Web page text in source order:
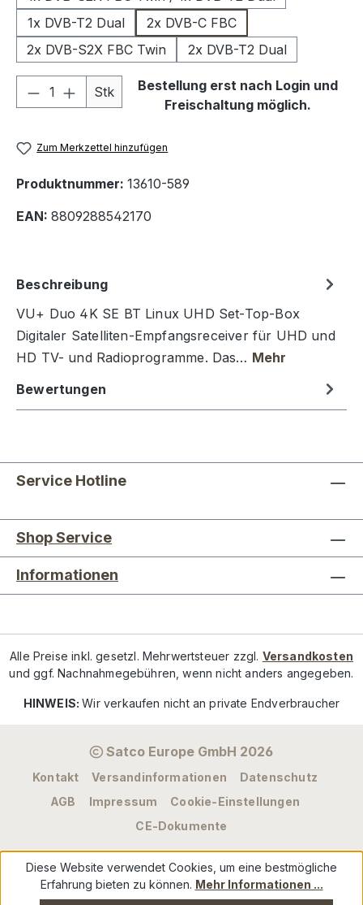
1x DVB-T2 Dual
2x DVB-C FBC
2x DVB-S2X FBC Twin
2x DVB-T2 Dual
Produkt Anzahl: Gib den
Stk
Bestellung erst nach Login und
Freischaltung möglich.
Zum Merkzettel hinzufügen
Produktnummer: 13610-589
EAN: 8809288542170
Beschreibung
VU+ Duo 4K SE BT Linux UHD Set-Top-Box
Digitaler Satelliten-Empfangsreceiver für UHD und
HD TV- und Radioprogramme. Das… Mehr
Bewertungen
Service Hotline
Shop Service
Informationen
Alle Preise inkl. gesetzl. Mehrwertsteuer zzgl. Versandkosten
und ggf. Nachnahmegebühren, wenn nicht anders angegeben.
HINWEIS:Wir verkaufen nicht an private Endverbraucher
Satco Europe GmbH 2026
Kontakt Versandinformationen
Datenschutz
AGB
Impressum
Cookie-Einstellungen
CE-Dokumente
Diese Website verwendet Cookies, um eine bestmögliche
Erfahrung bieten zu können. Mehr Informationen ...